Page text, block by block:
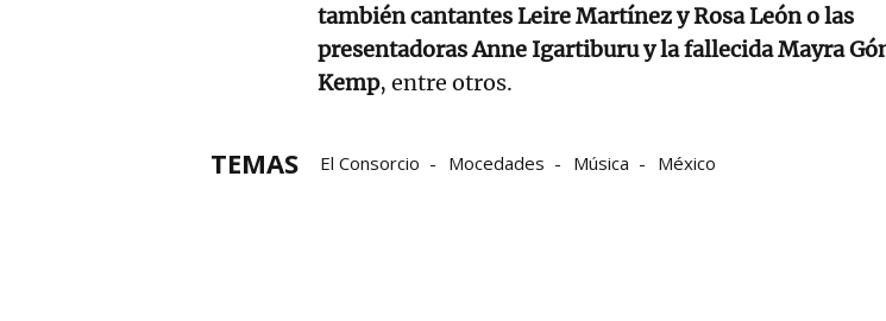
también cantantes Leire Martínez y Rosa León o las
presentadoras Anne Igartiburu y la fallecida Mayra
Kemp, entre otros.
TEMAS El Consorcio Mocedades Música México